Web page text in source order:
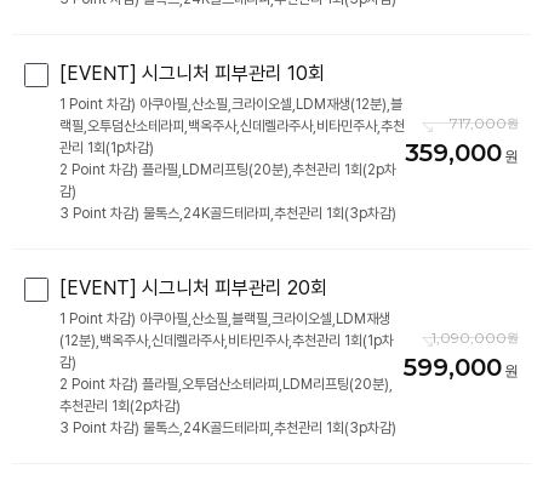
[EVENT] 시그니처 피부관리 10회
1 Point 차감) 아쿠아필,산소필,크라이오셀,LDM재생(12분),블
랙필,오투덤산소테라피,백옥주사,신데렐라주사,비타민주사,추천
관리 1회(1p차감)
2 Point 차감) 플라필,LDM리프팅(20분),추천관리 1회(2p차
감)
3 Point 차감) 물톡스,24K골드테라피,추천관리 1회(3p차감)
717,000
359,000
[EVENT] 시그니처 피부관리 20회
1 Point 차감) 아쿠아필,산소필,블랙필,크라이오셀,LDM재생
(12분),백옥주사,신데렐라주사,비타민주사,추천관리 1회(1p차
감)
2 Point 차감) 플라필,오투덤산소테라피,LDM리프팅(20분),
추천관리 1회(2p차감)
3 Point 차감) 물톡스,24K골드테라피,추천관리 1회(3p차감)
1,090,000
599,000